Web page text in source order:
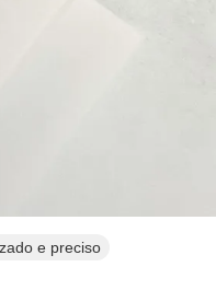
e preciso